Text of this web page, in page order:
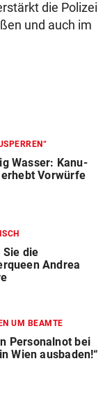
die Polizei
und auch im
Wasser: Kanu-
Vorwürfe
die
Andrea
UM BEAMTE
Personalnot bei
Wien ausbaden!“